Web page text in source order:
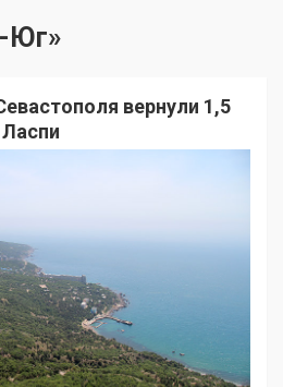
Юг»
вернули 1,5